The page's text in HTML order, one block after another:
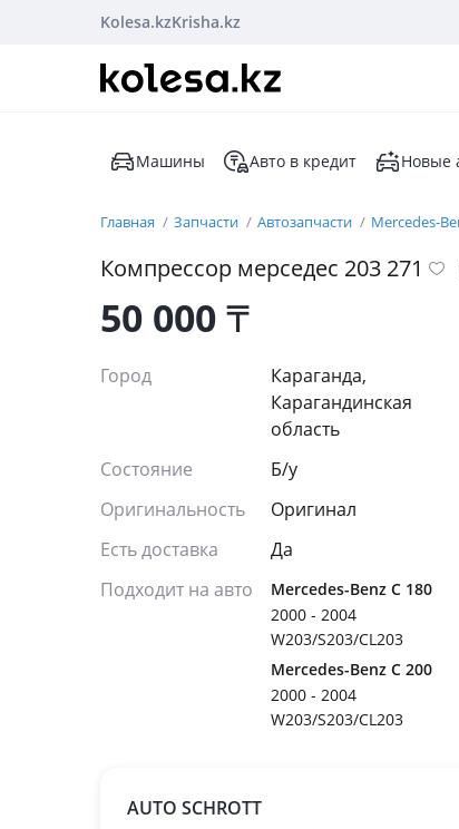
Kolesa.kzKrisha.kz
Машины Авто в кредит Новые
Главная Запчасти Автозапчасти Mercedes-
Компрессор мерседес 203 271
50 000₸
Город
Караганда,
Карагандинская
область
Состояние
Б/y
Оригинальность
Оригинал
Есть доставка
Да
Подходит на авто
Mercedes-Benz C 180
2000 - 2004
W203/S203/CL203
Mercedes-Benz C 200
2000 - 2004
W203/S203/CL203
AUTO SCHROTT